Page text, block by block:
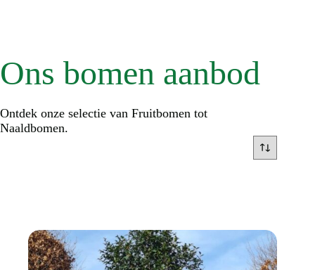
Ons bomen aanbod
Ontdek onze selectie van Fruitbomen tot
Naaldbomen.